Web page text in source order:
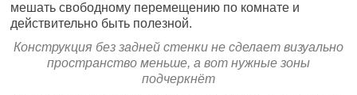
мешать свободному перемещению по комнате и
действительно быть полезной.
Конструкция без задней стенки не сделает визуально
пространство меньше, а вот нужные зоны
подчеркнёт